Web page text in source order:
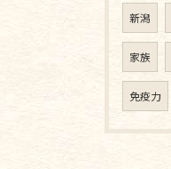
新潟
家族
免疫力